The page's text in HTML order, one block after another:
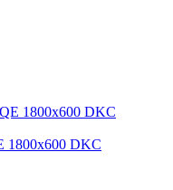
1800х600 DKC